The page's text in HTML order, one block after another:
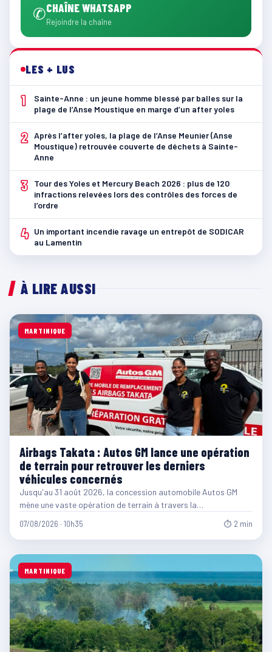
✆CHAÎNE WHATSAPP
Rejoindre la chaîne
LES + LUS
1
Sainte-Anne : un jeune homme blessé par balles sur la
plage de l’Anse Moustique en marge d’un after yoles
2 Après l’after yoles, la plage de l’Anse Meunier (Anse
Moustique) retrouvée couverte de déchets à Sainte-
Anne
3
Tour des Yoles et Mercury Beach 2026 : plus de 120
infractions relevées lors des contrôles des forces de
l’ordre
4 Un important incendie ravage un entrepôt de SODICAR
au Lamentin
À LIRE AUSSI
MARTINIQUE
Airbags Takata : Autos GM lance une opération
de terrain pour retrouver les derniers
véhicules concernés
Jusqu'au 31 août 2026, la concession automobile Autos GM
mène une vaste opération de terrain à travers la…
07/08/2026 · 10h35 ⏱ 2 min
MARTINIQUE